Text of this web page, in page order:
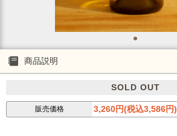
商品説明
SOLD OUT
販売価格 3,260円(税込3,586円)